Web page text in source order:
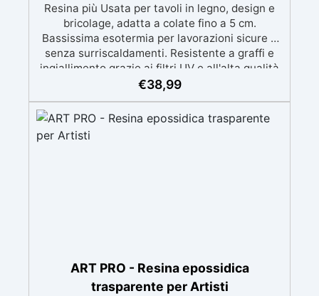
Resina più Usata per tavoli in legno, design e
bricolage, adatta a colate fino a 5 cm.
Bassissima esotermia per lavorazioni sicure e
senza surriscaldamenti. Resistente a graffi e
ingiallimento grazie ai filtri UV e all'alta qualità
meccanica. Bassa viscosità per eliminare bolle
BPA/VOC free e certificata per il contatto
prolungato con la pelle.
€38,99
ART PRO - Resina epossidica
trasparente per Artisti